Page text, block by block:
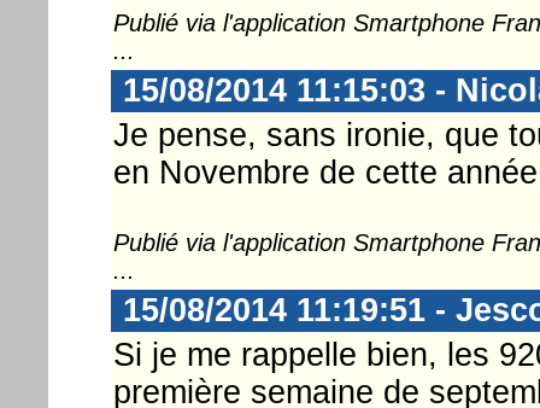
Publié via l'application Smartphone
...
15/08/2014 11:15:03 -
Je pense, sans ironie, que
en Novembre de cette
Publié via l'application Smartphone
...
15/08/2014 11:19:51 -
Si je me rappelle bien, les
première semaine de